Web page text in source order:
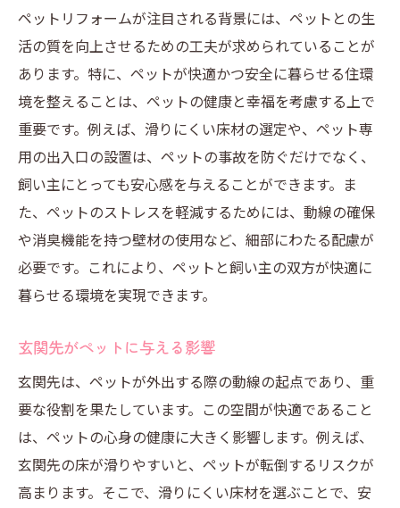
快適な玄関先を保つための定期メンテナン
ス
ペットの年齢に応じたリフォームアプロー
チ
リフォーム後に見られるペットの行動変化
快適さを追求した最新のリフォーム技術
ペットリフォームで玄関先を安全で快適な空間
に
滑りにくい床材の選び方
ペットに優しい素材を選ぶ理由
消臭機能付き壁材の効果とは
安全性を考慮した玄関先のデザイン
快適な玄関先を実現するためのポイント
リフォーム前に知っておきたい事前準備
滑りにくい床材と消臭壁材でペットの玄関先を
改造
ペットリフォームが注目される背景には、ペットとの生
活の質を向上させるための工夫が求められていることが
あります。特に、ペットが快適かつ安全に暮らせる住環
境を整えることは、ペットの健康と幸福を考慮する上で
重要です。例えば、滑りにくい床材の選定や、ペット専
用の出入口の設置は、ペットの事故を防ぐだけでなく、
飼い主にとっても安心感を与えることができます。ま
た、ペットのストレスを軽減するためには、動線の確保
や消臭機能を持つ壁材の使用など、細部にわたる配慮が
必要です。これにより、ペットと飼い主の双方が快適に
暮らせる環境を実現できます。
玄関先がペットに与える影響
玄関先は、ペットが外出する際の動線の起点であり、重
要な役割を果たしています。この空間が快適であること
は、ペットの心身の健康に大きく影響します。例えば、
玄関先の床が滑りやすいと、ペットが転倒するリスクが
高まります。そこで、滑りにくい床材を選ぶことで、安